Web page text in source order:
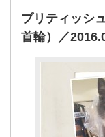
ブリティッシ
首輪）／